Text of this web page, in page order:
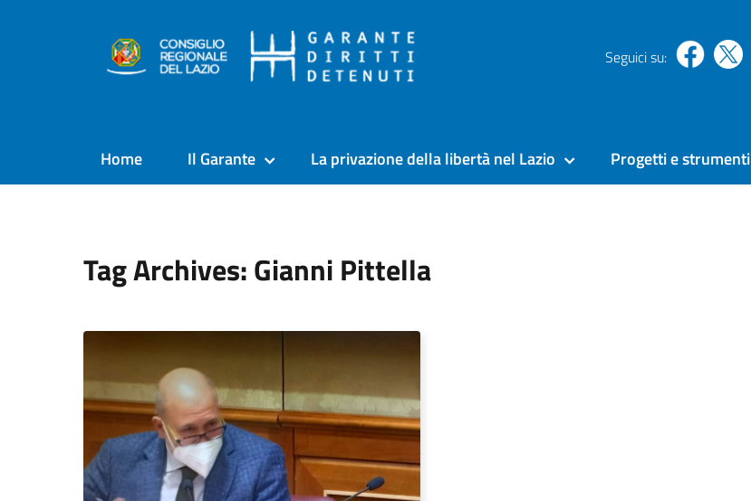
Seguici su:
Home Il Garante La privazione della libertà nel Lazio Progetti e strumenti
Tag Archives: Gianni Pittella